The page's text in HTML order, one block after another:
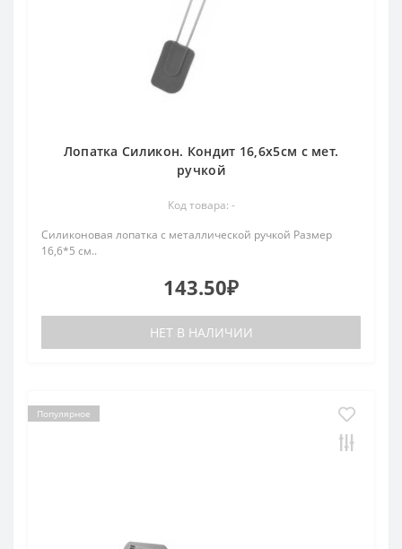
Лопатка Силикон. Кондит 16,6х5см с мет.
ручкой
Код товара: -
Силиконовая лопатка с металлической ручкой Размер
16,6*5 см..
143.50₽
НЕТ В НАЛИЧИИ
Популярное